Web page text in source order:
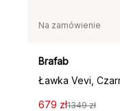
Na zamówienie
Brafab
Ławka Vevi,
679 zł1349 zł